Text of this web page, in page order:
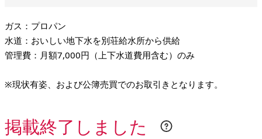
ガス：プロパン
水道：おいしい地下水を別荘給水所から供給
管理費：月額7,000円（上下水道費用含む）のみ
※現状有姿、および公簿売買でのお取引きとなります。
掲載終了しました